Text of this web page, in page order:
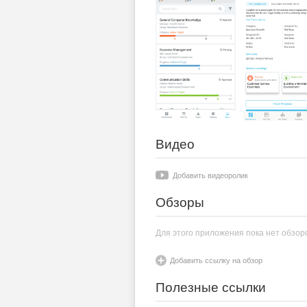
Видео
Добавить видеоролик
Обзоры
Для этого приложения пока нет
Добавить ссылку на обзор
Полезные ссылки